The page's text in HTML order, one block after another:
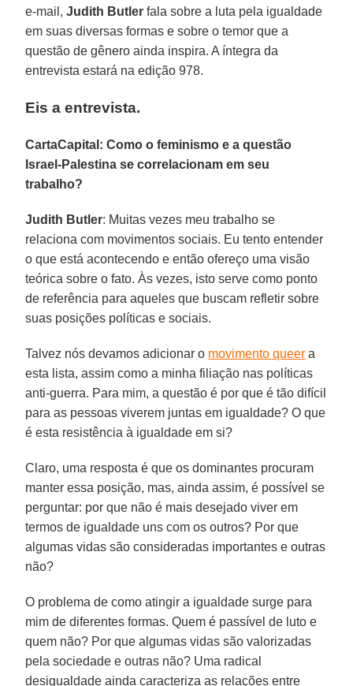
e-mail,Judith Butler fala sobre a luta pela igualdade
em suas diversas formas e sobre o temor que a
questão de gênero ainda inspira. A íntegra da
entrevista estará na edição 978.
Eis a entrevista.
CartaCapital: Como o feminismo e a questão
Israel-Palestina se correlacionam em seu
trabalho?
Judith Butler: Muitas vezes meu trabalho se
relaciona com movimentos sociais. Eu tento entender
o que está acontecendo e então ofereço uma visão
teórica sobre o fato. Às vezes, isto serve como ponto
de referência para aqueles que buscam refletir sobre
suas posições políticas e sociais.
Talvez nós devamos adicionar o movimento queer a
esta lista, assim como a minha filiação nas políticas
anti-guerra. Para mim, a questão é por que é tão difícil
para as pessoas viverem juntas em igualdade? O que
é esta resistência à igualdade em si?
Claro, uma resposta é que os dominantes procuram
manter essa posição, mas, ainda assim, é possível se
perguntar: por que não é mais desejado viver em
termos de igualdade uns com os outros? Por que
algumas vidas são consideradas importantes e outras
não?
O problema de como atingir a igualdade surge para
mim de diferentes formas. Quem é passível de luto e
quem não? Por que algumas vidas são valorizadas
pela sociedade e outras não? Uma radical
desigualdade ainda caracteriza as relações entre